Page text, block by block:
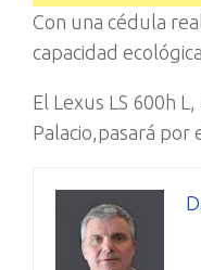
Con una cédula
capacidad
El Lexus LS 600h
Palacio,pasará por